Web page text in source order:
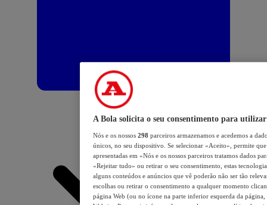
A Bola solicita o seu consentimento para utilizar
Nós e os nossos 298 parceiros armazenamos e acedemos a
únicos, no seu dispositivo. Se selecionar «Aceito», permite
apresentadas em «Nós e os nossos parceiros tratamos dados
«Rejeitar tudo» ou retirar o seu consentimento, estas
alguns conteúdos e anúncios que vê poderão não ser tão
escolhas ou retirar o consentimento a qualquer momento
página Web (ou no ícone na parte inferior esquerda da página,